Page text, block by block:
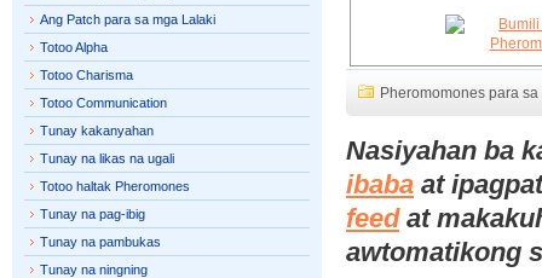
Pheromomones para
Nasiyahan ba
ibaba at
feedat
awtomatikong
Ang Patch para sa mga Lalaki
Totoo Alpha
Totoo Charisma
Totoo Communication
Tunay kakanyahan
Tunay na likas na ugali
Totoo haltak Pheromones
Tunay na pag-ibig
Tunay na pambukas
Tunay na ningning